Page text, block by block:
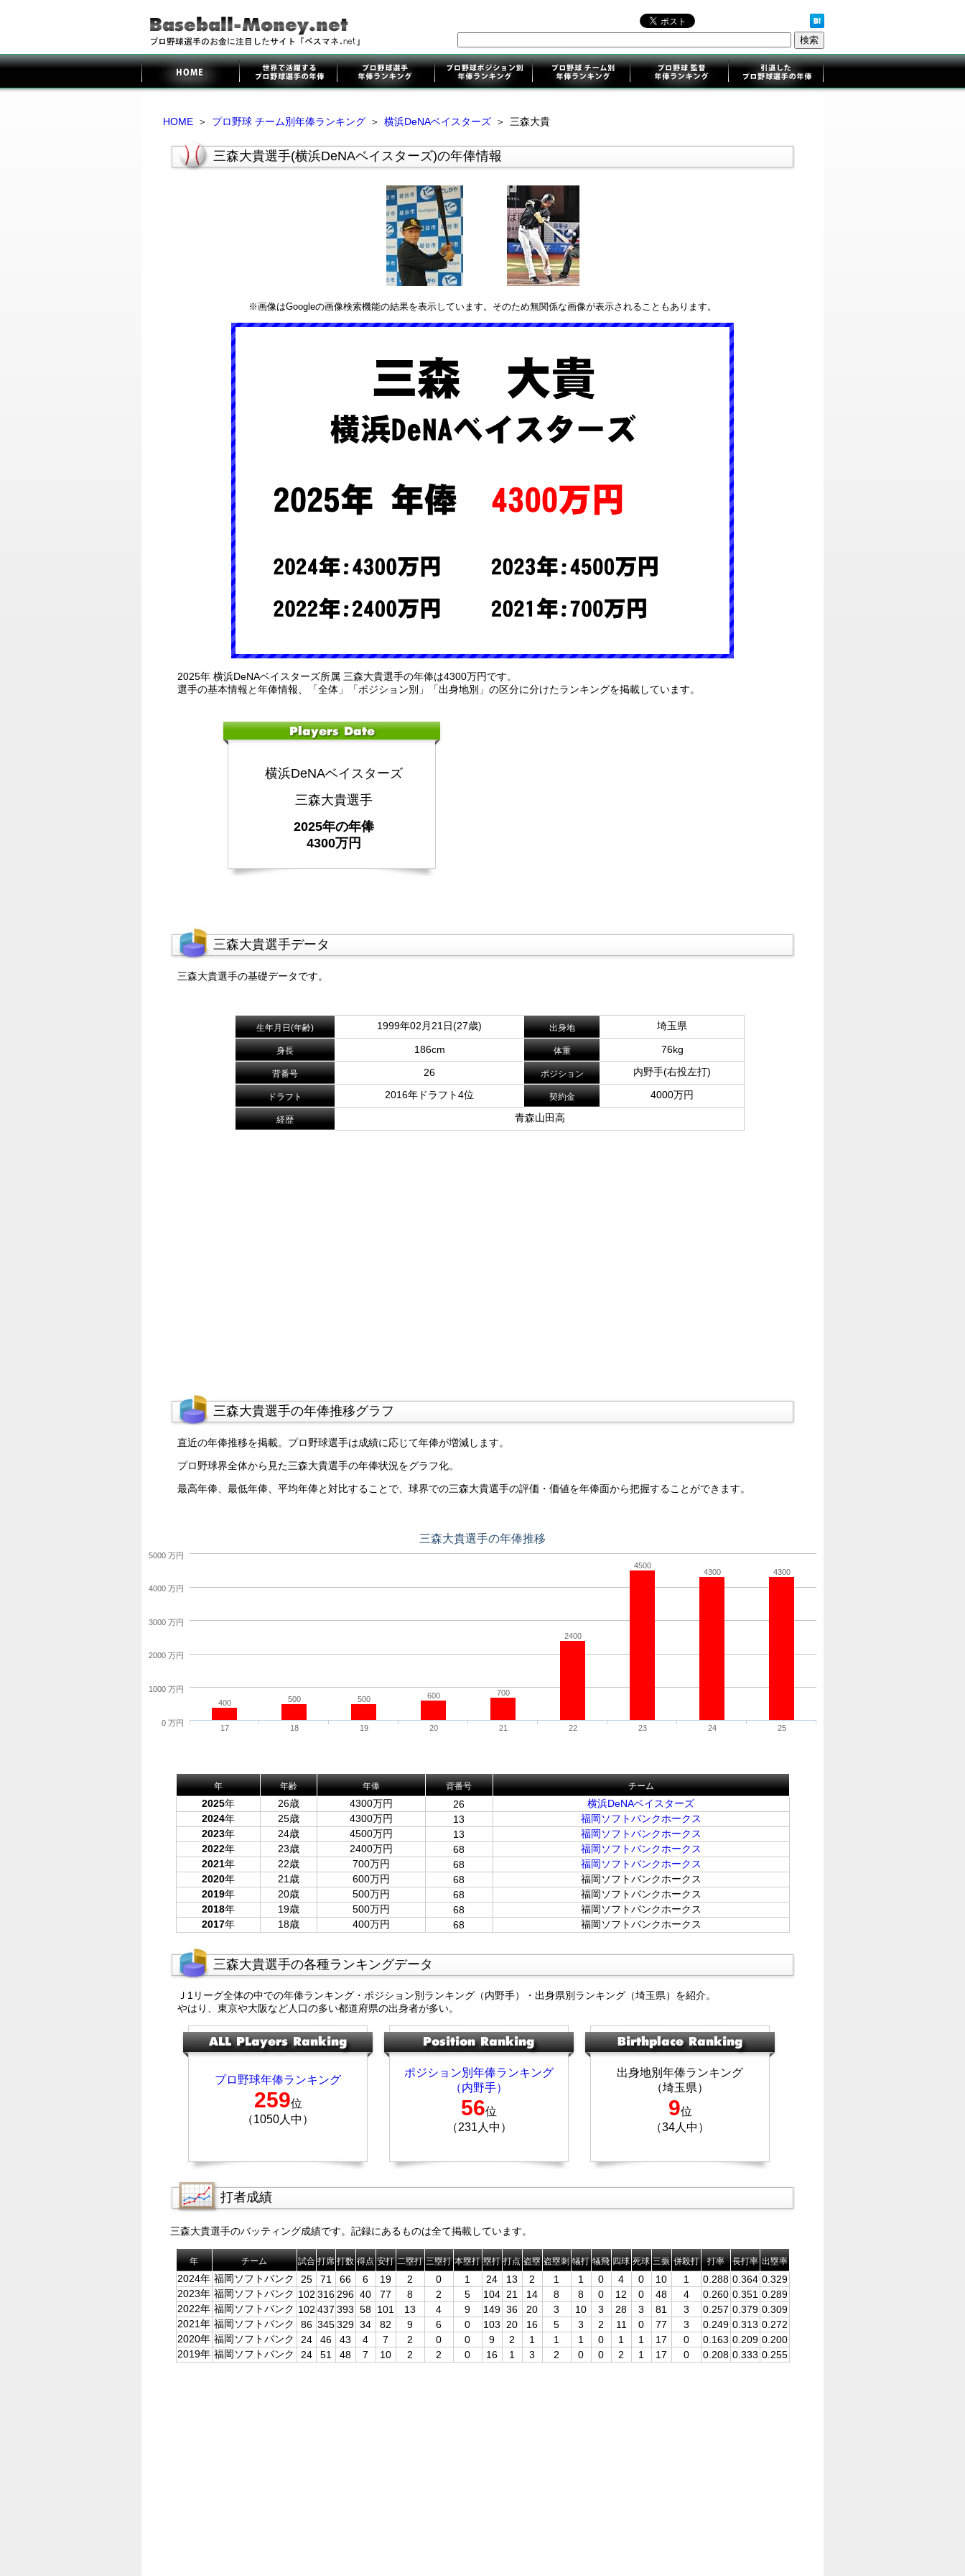
HOME ＞ プロ野球 チーム別年俸ランキング ＞ 横浜DeNAベイスターズ ＞ 三森大貴
三森大貴選手(横浜DeNAベイスターズ)の年俸情報
※画像はGoogleの画像検索機能の結果を表示しています。そのため無関係な画像が表示されることもあります。
2025年 横浜DeNAベイスターズ所属 三森大貴選手の年俸は4300万円です。
選手の基本情報と年俸情報、「全体」「ポジション別」「出身地別」の区分に分けたランキングを掲載しています。
横浜DeNAベイスターズ
三森大貴選手
2025年の年俸
4300万円
三森大貴選手データ
三森大貴選手の基礎データです。
生年月日(年齢) 1999年02月21日(27歳) 出身地 埼玉県
身長 186cm 体重 76kg
背番号 26 ポジション 内野手(右投左打)
ドラフト 2016年ドラフト4位 契約金 4000万円
経歴 青森山田高
三森大貴選手の年俸推移グラフ
直近の年俸推移を掲載。プロ野球選手は成績に応じて年俸が増減します。
プロ野球界全体から見た三森大貴選手の年俸状況をグラフ化。
最高年俸、最低年俸、平均年俸と対比することで、球界での三森大貴選手の評価・価値を年俸面から把握することができます。
三森大貴選手の年俸推移
400 500 500 600 700
2400
4500
4300 4300
17 18 19 20 21 22 23 24 25
0 万円
1000 万円
2000 万円
3000 万円
4000 万円
5000 万円
年 年齢 年俸 背番号 チーム
2025年 26歳 4300万円 26
横浜DeNAベイスターズ
2024年 25歳 4300万円 13
福岡ソフトバンクホークス
2023年 24歳 4500万円 13
福岡ソフトバンクホークス
2022年 23歳 2400万円 68
福岡ソフトバンクホークス
2021年 22歳 700万円 68
福岡ソフトバンクホークス
2020年 21歳 600万円 68
福岡ソフトバンクホークス
2019年 20歳 500万円 68
福岡ソフトバンクホークス
2018年 19歳 500万円 68
福岡ソフトバンクホークス
2017年 18歳 400万円 68 福岡ソフトバンクホークス
三森大貴選手の各種ランキングデータ
Ｊ1リーグ全体の中での年俸ランキング・ポジション別ランキング（内野手）・出身県別ランキング（埼玉県）を紹介。
やはり、東京や大阪など人口の多い都道府県の出身者が多い。
プロ野球年俸ランキング
259位
（1050人中）
ポジション別年俸ランキング
（内野手）
56位
（231人中）
出身地別年俸ランキング
（埼玉県）
9位
（34人中）
打者成績
三森大貴選手のバッティング成績です。記録にあるものは全て掲載しています。
年 チーム 試合 打席 打数 得点 安打 二塁打 三塁打 本塁打 塁打 打点 盗塁 盗塁刺 犠打 犠飛 四球 死球 三振 併殺打 打率 長打率 出塁率
2024年 福岡ソフトバンク 25 71 66 6 19 2 0 1 24 13 2 1 1 0 4 0 10 1 0.288 0.364 0.329
2023年 福岡ソフトバンク 102 316 296 40 77 8 2 5 104 21 14 8 8 0 12 0 48 4 0.260 0.351 0.289
2022年 福岡ソフトバンク 102 437 393 58 101 13 4 9 149 36 20 3 10 3 28 3 81 3 0.257 0.379 0.309
2021年 福岡ソフトバンク 86 345 329 34 82 9 6 0 103 20 16 5 3 2 11 0 77 3 0.249 0.313 0.272
2020年 福岡ソフトバンク 24 46 43 4 7 2 0 0 9 2 1 1 1 0 1 1 17 0 0.163 0.209 0.200
2019年 福岡ソフトバンク 24 51 48 7 10 2 2 0 16 1 3 2 0 0 2 1 17 0 0.208 0.333 0.255